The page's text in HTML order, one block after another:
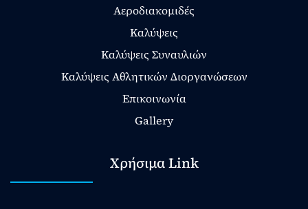
Αεροδιακομιδές
Καλύψεις
Καλύψεις Συναυλιών
Καλύψεις Αθλητικών Διοργανώσεων
Επικοινωνία
Gallery
Χρήσιμα Link